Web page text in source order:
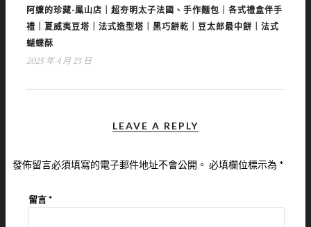
阿嬤的珍藏-鳳山店｜超夯明太子法國、手作麵包｜各式禮盒伴手
禮｜夏威夷豆塔｜法式造型塔｜黑巧餅乾｜豆太郎最中餅｜法式
蝴蝶酥
2025 年 4 月 23 日
LEAVE A REPLY
發佈留言必須填寫的電子郵件地址不會公開。 必填欄位標示為 *
留言*